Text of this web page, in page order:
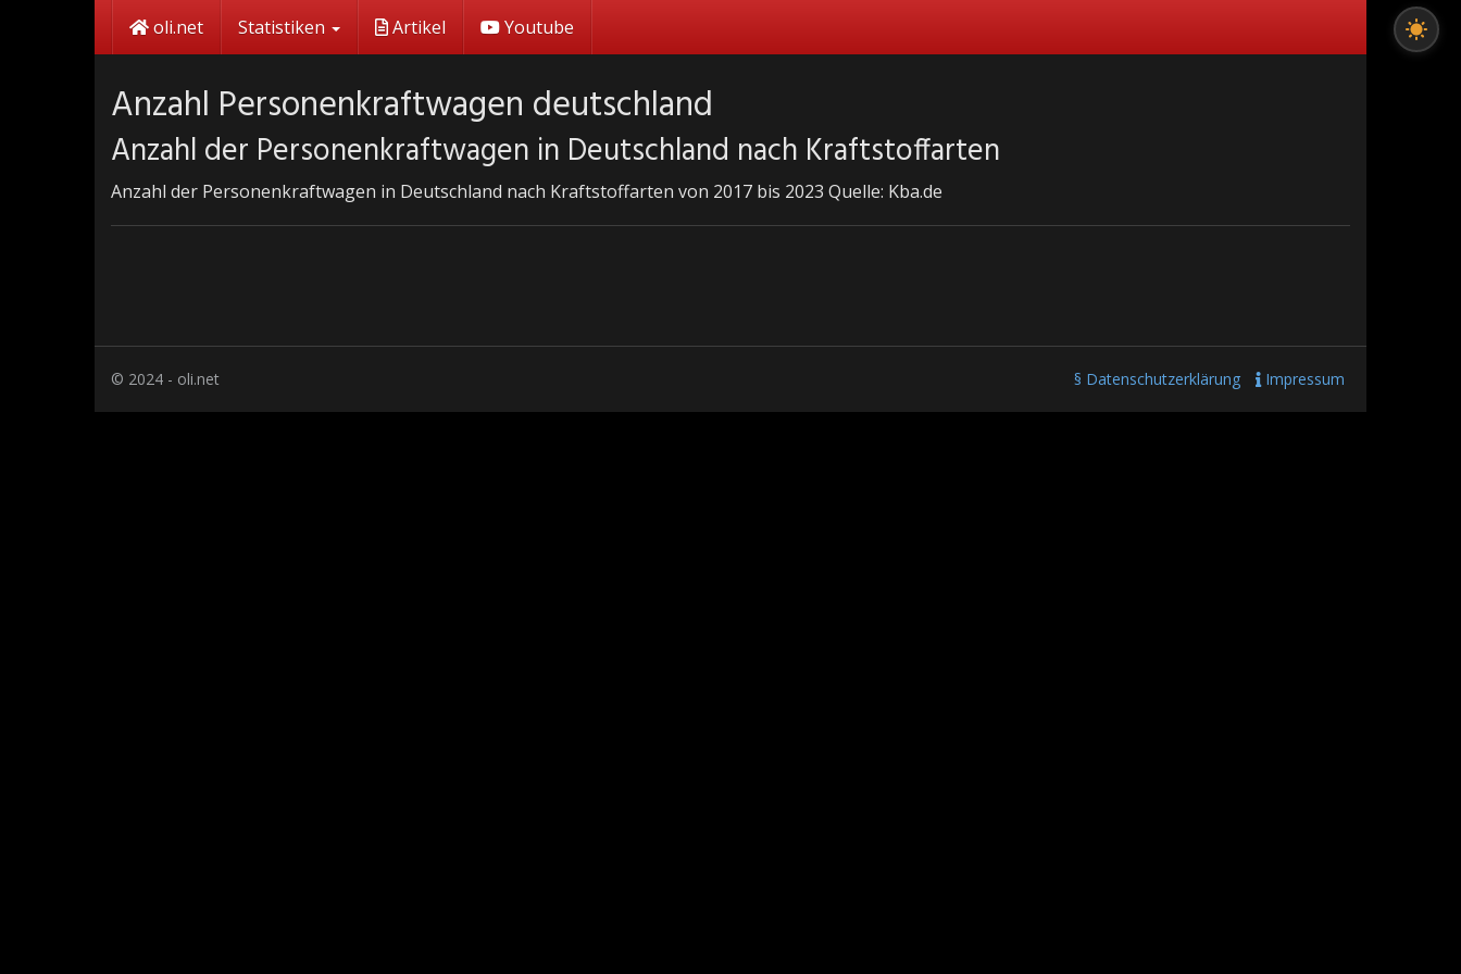
oli.net Statistiken Artikel Youtube
Anzahl Personenkraftwagen deutschland
Anzahl der Personenkraftwagen in Deutschland nach Kraftstoffarten
Anzahl der Personenkraftwagen in Deutschland nach Kraftstoffarten von 2017 bis 2023 Quelle: Kba.de
© 2024 - oli.net § Datenschutzerklärung Impressum